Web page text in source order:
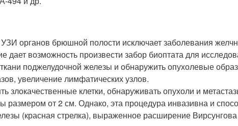
органов брюшной полости исключает заболевания
возможность произвести забор биоптата для
поджелудочной железы и обнаружить опухолевые
увеличение лимфатических узлов.
клетки, обнаруживать опухоли и
от 2 см. Однако, эта процедура инвазивна и
(красная стрелка), выраженное расширение